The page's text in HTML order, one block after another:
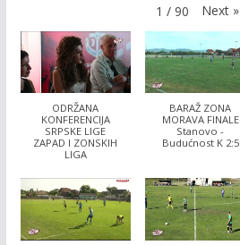
1 / 90 Next »
ODRŽANA
KONFERENCIJA
SRPSKE LIGE
ZAPAD I ZONSKIH
LIGA
BARAŽ ZONA
MORAVA FINALE
Stanovo -
Budućnost K 2:5